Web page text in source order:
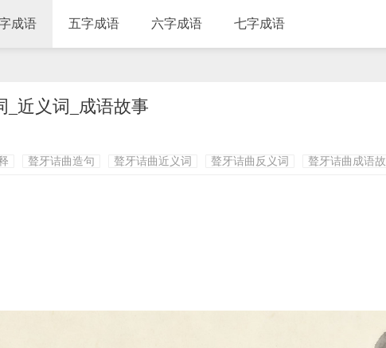
成语 五字成语 六字成语 七字成语
_近义词_成语故事
聱牙诘曲造句 聱牙诘曲近义词 聱牙诘曲反义词 聱牙诘曲成语